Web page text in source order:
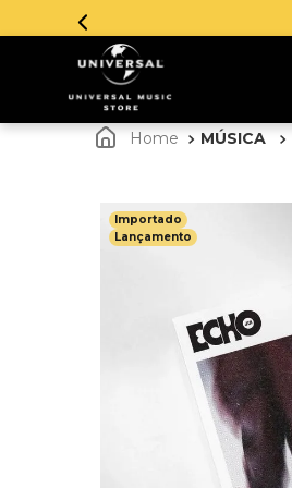
MÚSICA
Importado
Lançamento